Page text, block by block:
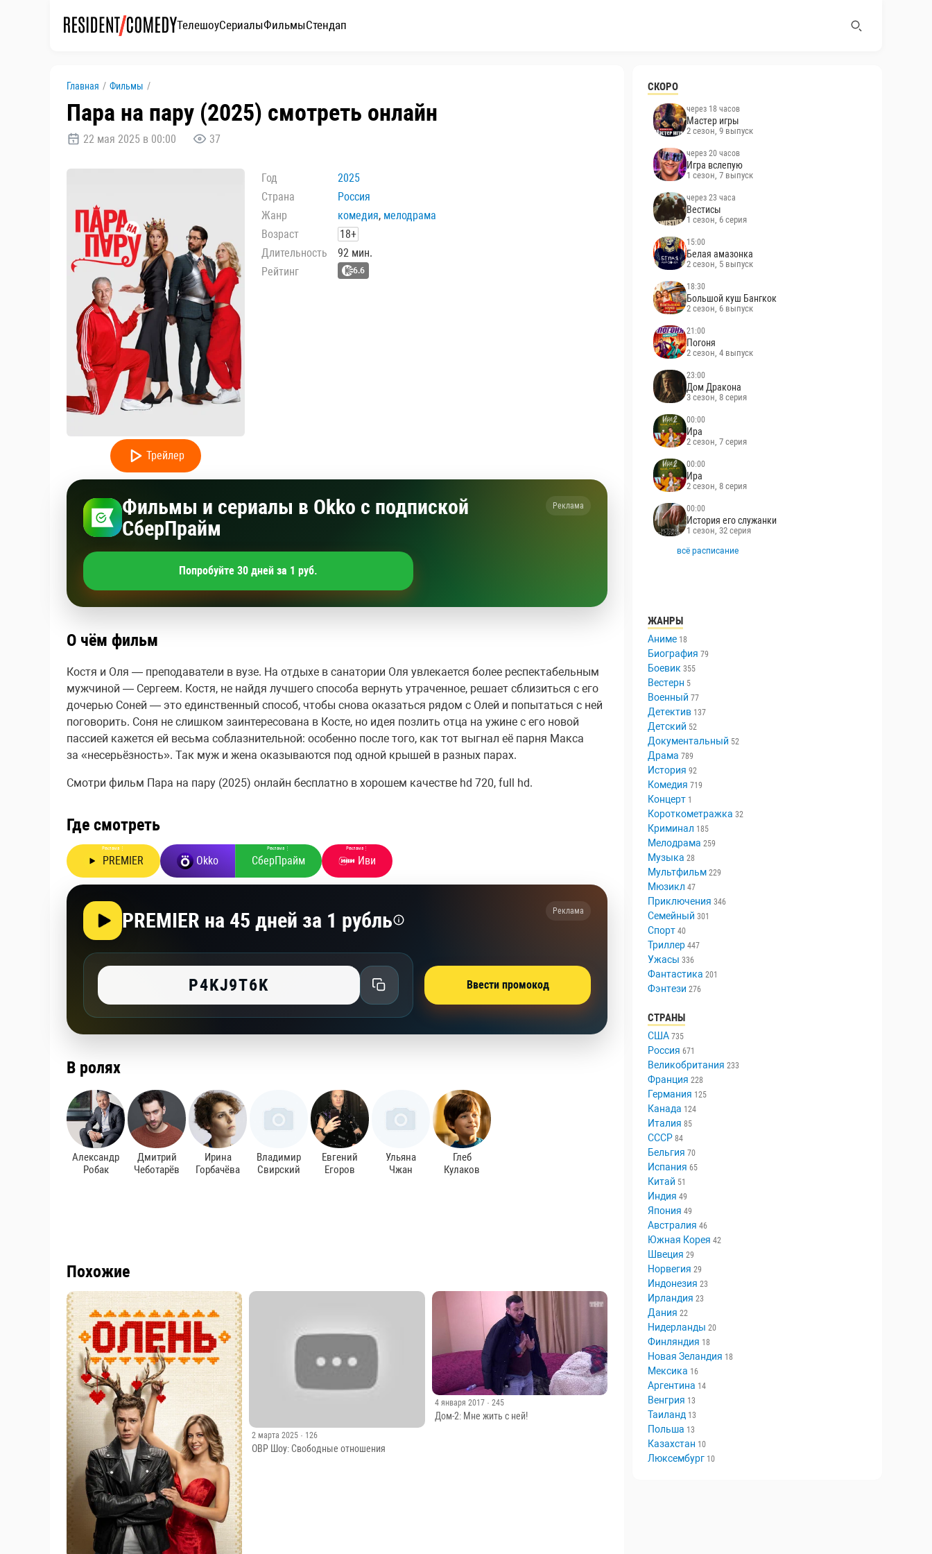
ТелешоуСериалыФильмыСтендап
Главная / Фильмы /
Пара на пару (2025) смотреть онлайн
22 мая 2025 в 00:00 37
Трейлер
Год
2025
Страна
Россия
Жанр
комедия, мелодрама
Возраст
18+
Длительность
92 мин.
Рейтинг
6.6
Фильмы и сериалы в Okko с подпиской
СберПрайм
Реклама
Попробуйте 30 дней за 1 руб.
О чём фильм
Костя и Оля — преподаватели в вузе. На отдыхе в санатории Оля увлекается более респектабельным
мужчиной — Сергеем. Костя, не найдя лучшего способа вернуть утраченное, решает сблизиться с его
дочерью Соней — это единственный способ, чтобы снова оказаться рядом с Олей и попытаться с ней
поговорить. Соня не слишком заинтересована в Косте, но идея позлить отца на ужине с его новой
пассией кажется ей весьма соблазнительной: особенно после того, как тот выгнал её парня Макса
за «несерьёзность». Так муж и жена оказываются под одной крышей в разных парах.
Смотри фильм Пара на пару (2025) онлайн бесплатно в хорошем качестве hd 720, full hd.
Где смотреть
Реклама ⋮
PREMIER Okko
Реклама ⋮
СберПрайм
Реклама ⋮
Иви
PREMIER на 45 дней за 1 рубль Реклама
P4KJ9T6K Ввести промокод
В ролях
Александр
Робак
Дмитрий
Чеботарёв
Ирина
Горбачёва
Владимир
Свирский
Евгений
Егоров
Ульяна
Чжан
Глеб
Кулаков
Похожие
2 марта 2025 · 126
ОВР Шоу: Свободные отношения
4 января 2017 · 245
Дом-2: Мне жить с ней!
СКОРО
через 18 часов
Мастер игры
2 сезон, 9 выпуск
через 20 часов
Игра вслепую
1 сезон, 7 выпуск
через 23 часа
Вестисы
1 сезон, 6 серия
15:00
Белая амазонка
2 сезон, 5 выпуск
18:30
Большой куш Бангкок
2 сезон, 6 выпуск
21:00
Погоня
2 сезон, 4 выпуск
23:00
Дом Дракона
3 сезон, 8 серия
00:00
Ира
2 сезон, 7 серия
00:00
Ира
2 сезон, 8 серия
00:00
История его служанки
1 сезон, 32 серия
всё расписание
ЖАНРЫ
Аниме 18
Биография 79
Боевик 355
Вестерн 5
Военный 77
Детектив 137
Детский 52
Документальный 52
Драма 789
История 92
Комедия 719
Концерт 1
Короткометражка 32
Криминал 185
Мелодрама 259
Музыка 28
Мультфильм 229
Мюзикл 47
Приключения 346
Семейный 301
Спорт 40
Триллер 447
Ужасы 336
Фантастика 201
Фэнтези 276
СТРАНЫ
США 735
Россия 671
Великобритания 233
Франция 228
Германия 125
Канада 124
Италия 85
СССР 84
Бельгия 70
Испания 65
Китай 51
Индия 49
Япония 49
Австралия 46
Южная Корея 42
Швеция 29
Норвегия 29
Индонезия 23
Ирландия 23
Дания 22
Нидерланды 20
Финляндия 18
Новая Зеландия 18
Мексика 16
Аргентина 14
Венгрия 13
Таиланд 13
Польша 13
Казахстан 10
Люксембург 10